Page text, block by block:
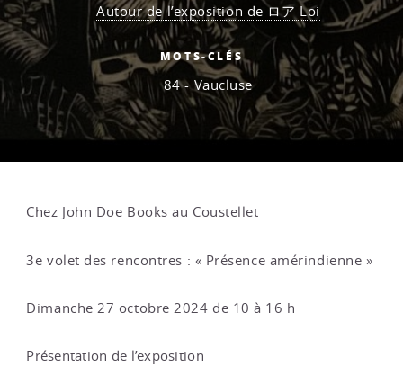
Autour de l’exposition de ロア Loi
MOTS-CLÉS
84 - Vaucluse
Chez John Doe Books au Coustellet
3e volet des rencontres : « Présence amérindienne »
Dimanche 27 octobre 2024 de 10 à 16 h
Présentation de l’exposition